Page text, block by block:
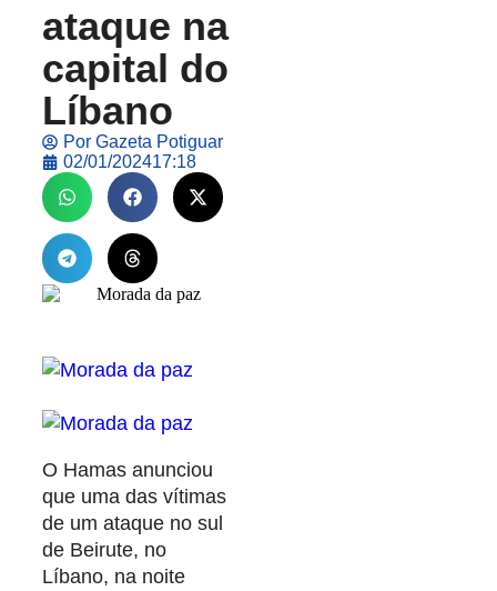
ataque na
capital do
Líbano
Por Gazeta Potiguar
02/01/202417:18
O Hamas anunciou
que uma das vítimas
de um ataque no sul
de Beirute, no
Líbano, na noite